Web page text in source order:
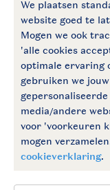
Blijf op de hoogte